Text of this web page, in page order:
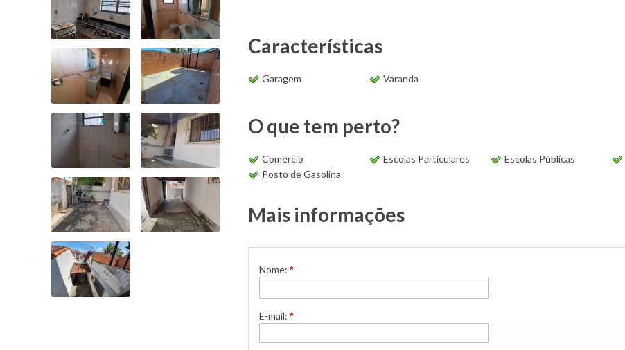
Características
Garagem Varanda
O que tem perto?
Comércio Escolas Particulares Escolas Públicas
Posto de Gasolina
Mais informações
Nome: *
E-mail: *